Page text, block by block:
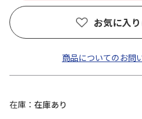
お気に入
商品についてのお問
在庫
在庫あり